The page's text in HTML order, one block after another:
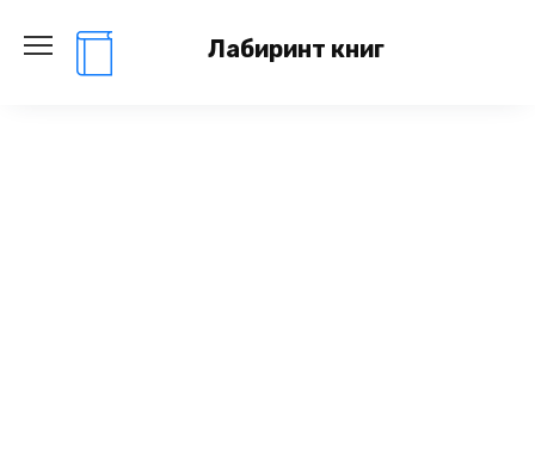
содержанию
Лабиринт книг